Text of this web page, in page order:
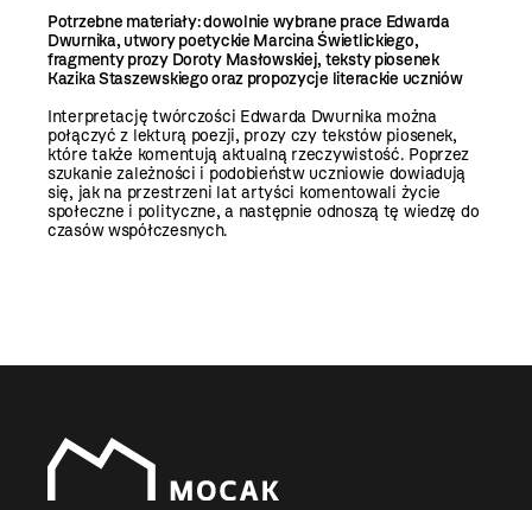
Potrzebne materiały: dowolnie wybrane prace Edwarda
Dwurnika, utwory poetyckie Marcina Świetlickiego,
fragmenty prozy Doroty Masłowskiej, teksty piosenek
Kazika Staszewskiego oraz propozycje literackie uczniów
Interpretację twórczości Edwarda Dwurnika można
połączyć z lekturą poezji, prozy czy tekstów piosenek,
które także komentują aktualną rzeczywistość. Poprzez
szukanie zależności i podobieństw uczniowie dowiadują
się, jak na przestrzeni lat artyści komentowali życie
społeczne i polityczne, a następnie odnoszą tę wiedzę do
czasów współczesnych.